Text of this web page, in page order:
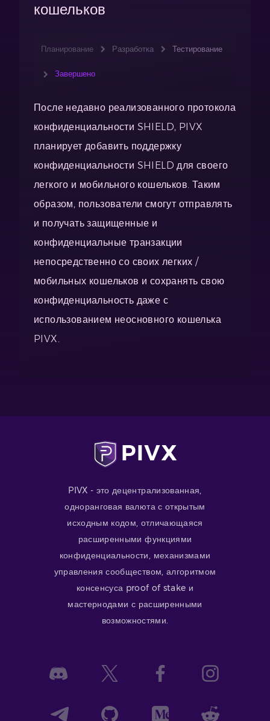
кошельков
Планирование Разработка Тестирование
Завершено
После недавно реализованного протокола
конфиденциальности SHIELD, PIVX
планирует добавить поддержку
конфиденциальности SHIELD для своего
легкого и мобильного кошельков. Таким
образом, пользователи смогут отправлять
и получать защищенные и
конфиденциальные транзакции
непосредственно со своих легких /
мобильных кошельков и сохранять свою
конфиденциальность даже с
использованием неосновного кошелька
PIVX.
PIVX - это децентрализованная,
одноранговая валюта с открытым
исходным кодом, отличающаяся
расширенными функциями
конфиденциальности, механизмами
управления сообществом, алгоритмом
консенсуса proof of stake и
мастернодами с расширенными
возможностями.